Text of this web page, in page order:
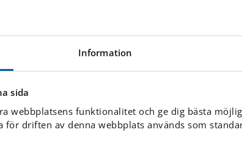
Information
sida
webbplatsens funktionalitet och ge dig bästa
för driften av denna webbplats används som